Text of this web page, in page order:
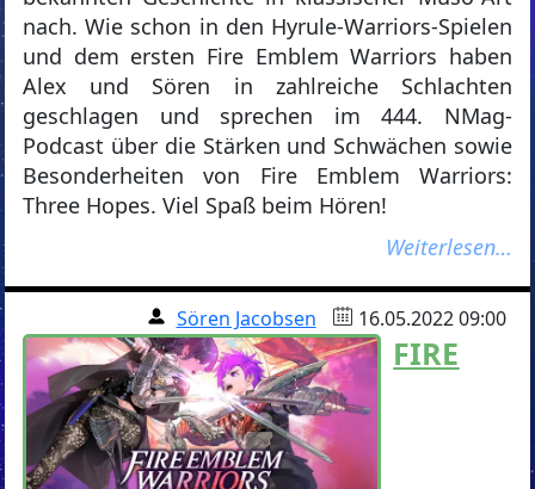
nach. Wie schon in den Hyrule-Warriors-Spielen
und dem ersten Fire Emblem Warriors haben
Alex und Sören in zahlreiche Schlachten
geschlagen und sprechen im 444. NMag-
Podcast über die Stärken und Schwächen sowie
Besonderheiten von Fire Emblem Warriors:
Three Hopes. Viel Spaß beim Hören!
Weiterlesen…
Sören Jacobsen 16.05.2022 09:00
FIRE